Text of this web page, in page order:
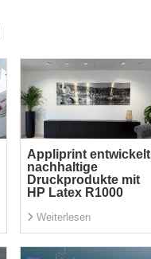
Appliprint entwickelt
nachhaltige
Druckprodukte mit
HP Latex R1000
Weiterlesen